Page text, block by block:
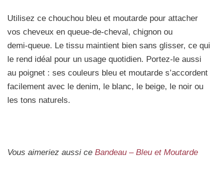
Utilisez ce chouchou bleu et moutarde pour attacher
vos cheveux en queue‑de‑cheval, chignon ou
demi‑queue. Le tissu maintient bien sans glisser, ce qui
le rend idéal pour un usage quotidien. Portez‑le aussi
au poignet : ses couleurs bleu et moutarde s’accordent
facilement avec le denim, le blanc, le beige, le noir ou
les tons naturels.
Vous aimeriez aussi ce Bandeau – Bleu et Moutarde